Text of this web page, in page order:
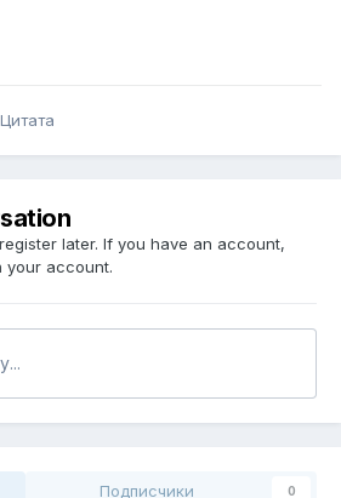
Цитата
later. If you have an account,
your account.
Подписчики 0